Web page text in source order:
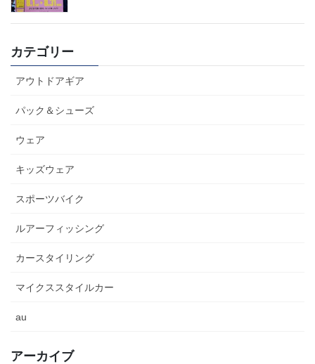
カテゴリー
アウトドアギア
パック＆シューズ
ウェア
キッズウェア
スポーツバイク
ルアーフィッシング
カースタイリング
マイクススタイルカー
au
アーカイブ